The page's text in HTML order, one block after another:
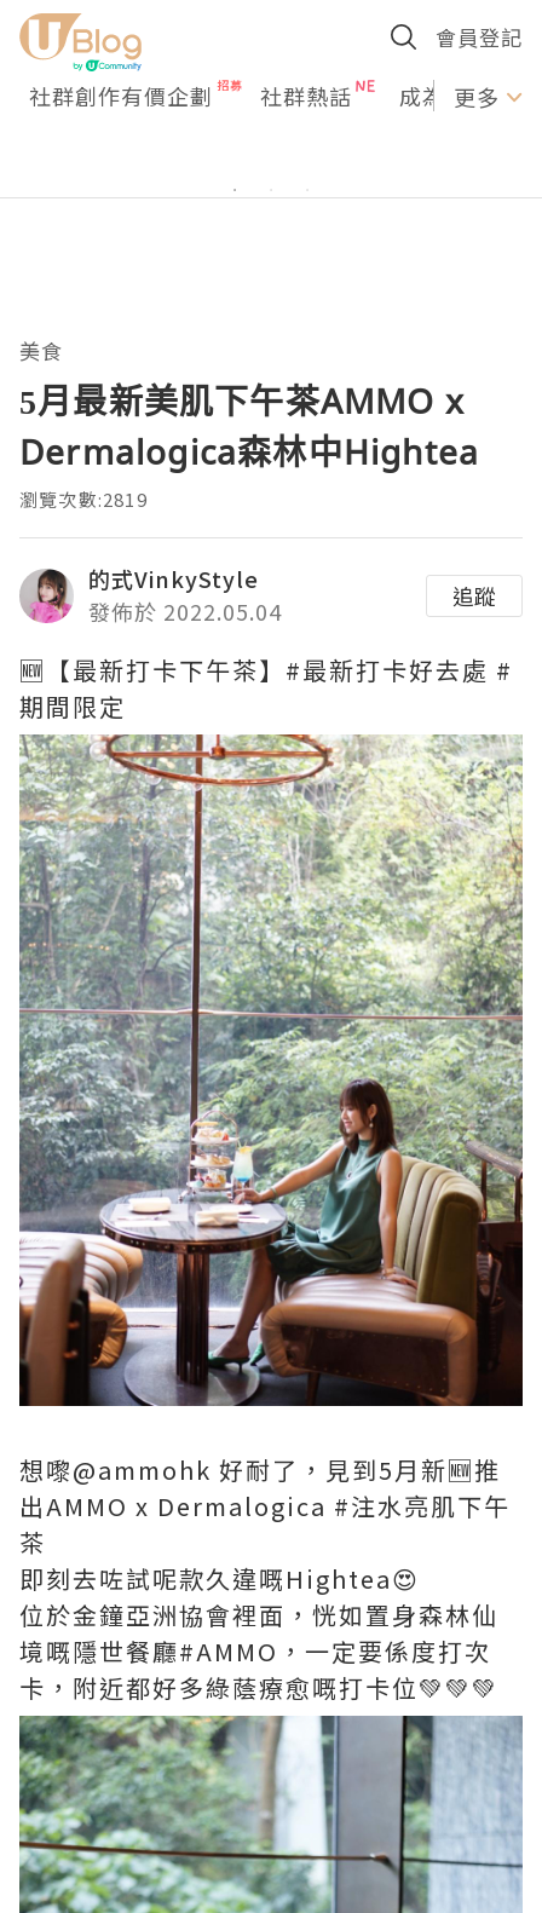
會員登記
社群創作有價企劃 社群熱話 成為U更多
美食
5月最新美肌下午茶AMMO x
Dermalogica森林中Hightea
瀏覽次數:2819
的式VinkyStyle
發佈於 2022.05.04
追蹤
🆕【最新打卡下午茶】#最新打卡好去處 #
期間限定
想嚟@ammohk 好耐了，見到5月新🆕推
出AMMO x Dermalogica #注水亮肌下午
茶
即刻去咗試呢款久違嘅Hightea😍
位於金鐘亞洲協會裡面，恍如置身森林仙
境嘅隱世餐廳#AMMO，一定要係度打次
卡，附近都好多綠蔭療愈嘅打卡位💚💚💚